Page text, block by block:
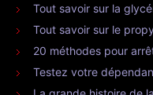
Tout savoir sur la
Tout savoir sur le
20 méthodes pour
Testez votre